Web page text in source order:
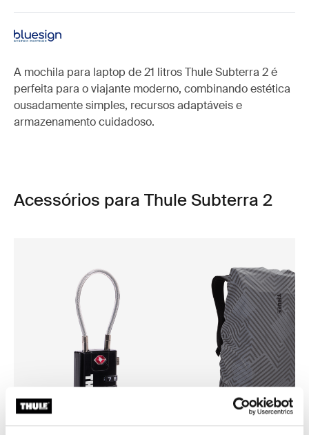
A mochila para laptop de 21 litros Thule Subterra 2 é
perfeita para o viajante moderno, combinando estética
ousadamente simples, recursos adaptáveis e
armazenamento cuidadoso.
Acessórios para Thule Subterra 2